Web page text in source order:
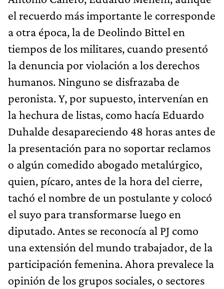
el recuerdo más importante le corresponde
a otra época, la de Deolindo Bittel en
tiempos de los militares, cuando presentó
la denuncia por violación a los derechos
humanos. Ninguno se disfrazaba de
peronista. Y, por supuesto, intervenían en
la hechura de listas, como hacía Eduardo
Duhalde desapareciendo 48 horas antes de
la presentación para no soportar reclamos
o algún comedido abogado metalúrgico,
quien, pícaro, antes de la hora del cierre,
tachó el nombre de un postulante y colocó
el suyo para transformarse luego en
diputado. Antes se reconocía al PJ como
una extensión del mundo trabajador, de la
participación femenina. Ahora prevalece la
opinión de los grupos sociales, o sectores